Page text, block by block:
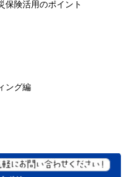
保険活用のポイント
ング編